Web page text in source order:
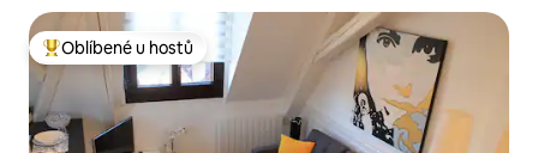
Nejlepší v kategorii Oblíbené u hostů
Oblíbené u hostů